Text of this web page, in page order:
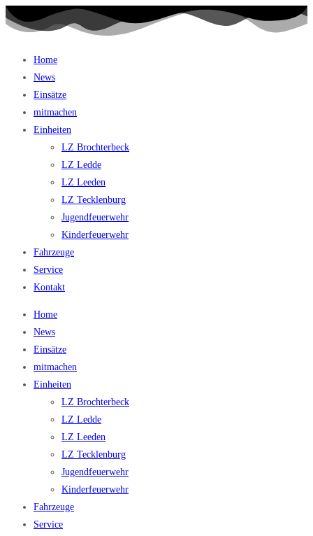
Home
News
Einsätze
mitmachen
Einheiten
LZ Brochterbeck
LZ Ledde
LZ Leeden
LZ Tecklenburg
Jugendfeuerwehr
Kinderfeuerwehr
Fahrzeuge
Service
Kontakt
Home
News
Einsätze
mitmachen
Einheiten
LZ Brochterbeck
LZ Ledde
LZ Leeden
LZ Tecklenburg
Jugendfeuerwehr
Kinderfeuerwehr
Fahrzeuge
Service